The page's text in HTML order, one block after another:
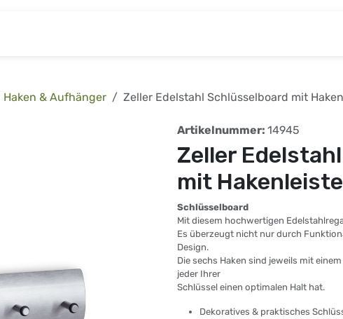
Haken & Aufhänger Zeller Edelstahl Schlüsselboard mit
Artikelnummer: 14945
Zeller
mit Hakenleiste
Schlüsselboard
Mit diesem hochwertigen
Es überzeugt nicht nur durch
Design.
Die sechs Haken sind jeweils mit
jeder Ihrer
Schlüssel einen optimalen Halt hat.
Dekoratives & praktisches